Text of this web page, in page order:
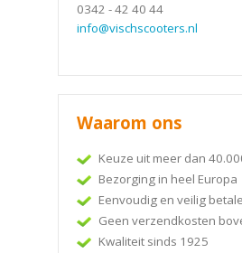
0342 - 42 40 44
info@vischscooters.nl
Waarom ons
Keuze uit meer dan
Bezorging in heel Europa
Eenvoudig en veilig
Geen verzendkosten
Kwaliteit sinds 1925